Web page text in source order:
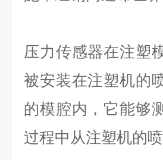
压力传感器在注塑
被安装在注塑机的
的模腔内，它能够
过程中从注塑机的